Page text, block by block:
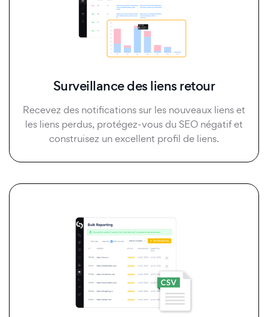
Surveillance des liens retour
Recevez des notifications sur les nouveaux liens et
les liens perdus, protégez-vous du SEO négatif et
construisez un excellent profil de liens.